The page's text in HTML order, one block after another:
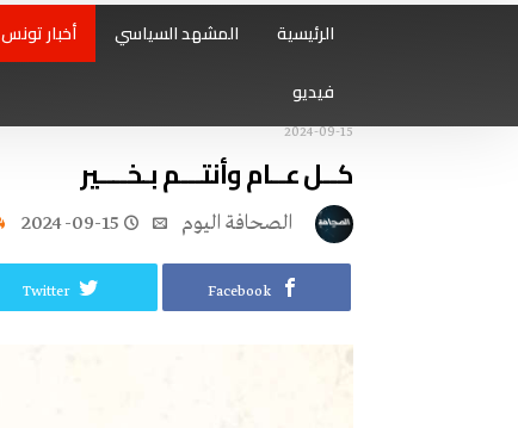
الرئيسية المشهد السياسي أخبار تونس
فيديو
2024-09-15
كــل‭ ‬عــام‭ ‬وأنتـــم‭ ‬بـخــــير
2024-09-15
Facebook
Twitter